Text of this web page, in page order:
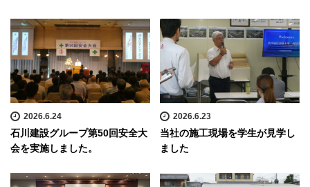
2026.6.24
石川建設グループ第50回安全大
会を実施しました。
2026.6.23
当社の施工現場を学生が見学し
ました